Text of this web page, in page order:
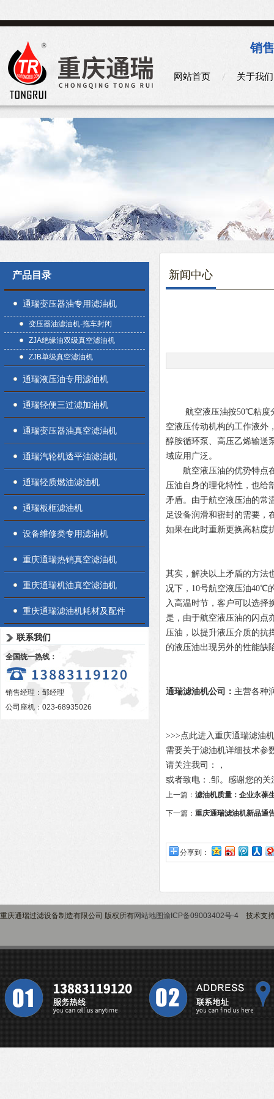
销
网站首页 关于我们
产品目录
通瑞变压器油专用滤油机
变压器油滤油机-拖车封闭
ZJA绝缘油双级真空滤油机
ZJB单级真空滤油机
通瑞液压油专用滤油机
通瑞轻便三过滤加油机
通瑞变压器油真空滤油机
通瑞汽轮机透平油滤油机
通瑞轻质燃油滤油机
通瑞板框滤油机
设备维修类专用滤油机
重庆通瑞热销真空滤油机
重庆通瑞机油真空滤油机
重庆通瑞滤油机耗材及配件
联系我们
全国统一热线：
销售经理：邹经理
公司座机：023-68935026
新闻中心
航空液压油按50℃粘度
空液压传动机构的工作液外
醇胺循环泵、高压乙烯输送
域应用广泛。
航空液压油的优势特点在
压油自身的理化特性，也给
矛盾。由于航空液压油的常
足设备润滑和密封的需要，
如果在此时重新更换高粘度
其实，解决以上矛盾的方法
况下，10号航空液压油40℃
入高温时节，客户可以选择
是，由于航空液压油的闪点
压油，以提升液压介质的抗
的液压油出现另外的性能缺
通瑞滤油机公司： 主营各种
>>>点此进入重庆通瑞滤油
需要关于滤油机详细技术参
请关注我司：
，
或者致电：.邹。感谢您的关
上一篇： 滤油机质量：企业永葆
下一篇： 重庆通瑞滤油机新品通
分享到：
重庆通瑞过滤设备制造有限公司 版权所有网站地图渝ICP备09003402号-4 技术支